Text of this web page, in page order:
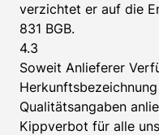
verzichtet er auf die
831 BGB.
4.3
Soweit Anlieferer
Qualitätsangaben
Kippverbot für alle